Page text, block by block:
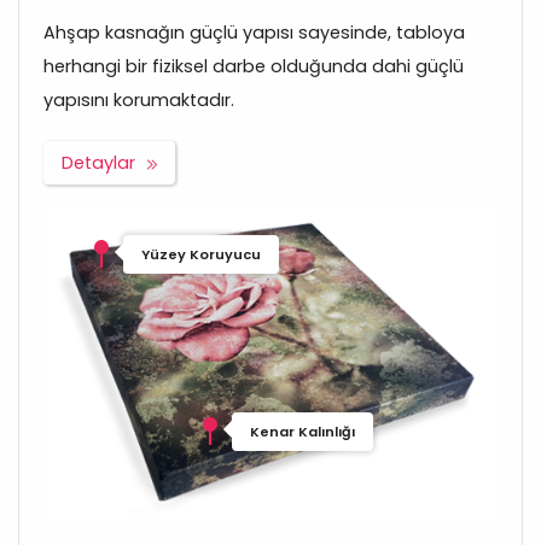
Ahşap kasnağın güçlü yapısı sayesinde, tabloya
herhangi bir fiziksel darbe olduğunda dahi güçlü
yapısını korumaktadır.
Detaylar
Yüzey Koruyucu
Kenar Kalınlığı